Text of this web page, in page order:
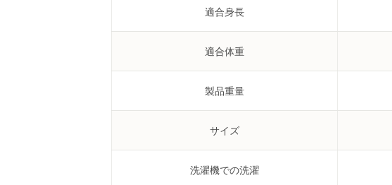
適合身長
適合体重
製品重量
サイズ
洗濯機での洗濯